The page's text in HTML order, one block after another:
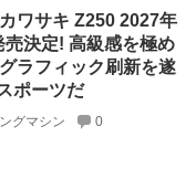
ワサキ Z250 2027年
売決定! 高級感を極め
ラフィック刷新を遂
ポーツだ
グマシン 0